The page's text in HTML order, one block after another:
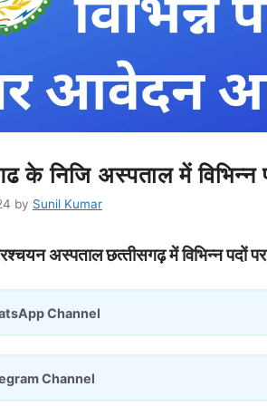
के निजि अस्पताल में
by Sunil Kumar
अस्‍पताल छत्‍तीसगढ़ में विभिन्‍न पदों पर
Channel
Channel